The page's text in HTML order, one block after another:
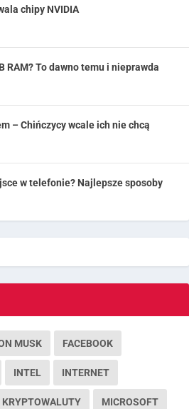
chipy NVIDIA
RAM? To dawno temu i nieprawda
– Chińczycy wcale ich nie chcą
w telefonie? Najlepsze sposoby
MUSK FACEBOOK
INTEL INTERNET
KRYPTOWALUTY MICROSOFT